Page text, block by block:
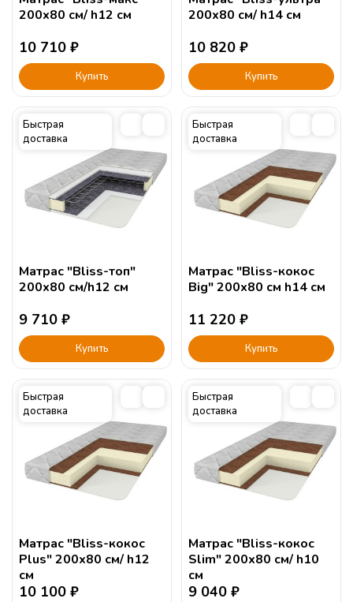
200х80 см/ h12 см
10 710 ₽
Купить
200х80 см/ h14 см
10 820 ₽
Купить
Быстрая
доставка
Матрас "Bliss-топ"
200х80 см/h12 см
9 710 ₽
Купить
Быстрая
доставка
Матрас "Bliss-кокос
Big" 200х80 см h14 см
11 220 ₽
Купить
Быстрая
доставка
Матрас "Bliss-кокос
Plus" 200х80 см/ h12
см
10 100 ₽
Быстрая
доставка
Матрас "Bliss-кокос
Slim" 200х80 см/ h10
см
9 040 ₽